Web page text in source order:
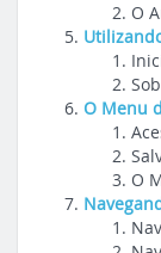
O
O Menu
O